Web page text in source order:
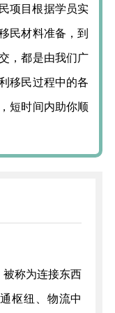
项目根据学员实
民材料准备，到
，都是由我们广
移民过程中的各
短时间内助你顺
称为连接东西
枢纽、物流中